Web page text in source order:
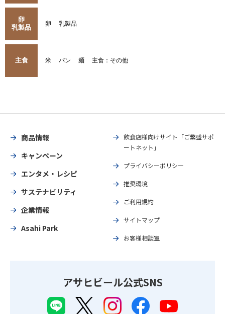
卵
乳製品
卵 乳製品
主食 米 パン 麺 主食：その他
商品情報
キャンペーン
エンタメ・レシピ
サステナビリティ
企業情報
Asahi Park
飲食店様向けサイト「ご繁盛サポ
ートネット」
プライバシーポリシー
推奨環境
ご利用規約
サイトマップ
お客様相談室
アサヒビール公式SNS